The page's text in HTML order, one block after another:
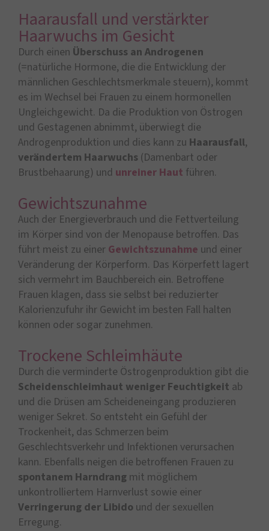
Haarausfall und verstärkter
Haarwuchs im Gesicht
Durch einen Überschuss an Androgenen
(=natürliche Hormone, die die Entwicklung der
männlichen Geschlechtsmerkmale steuern), kommt
es im Wechsel bei Frauen zu einem hormonellen
Ungleichgewicht. Da die Produktion von Östrogen
und Gestagenen abnimmt, überwiegt die
Androgenproduktion und dies kann zu Haarausfall,
verändertem Haarwuchs (Damenbart oder
Brustbehaarung) und unreiner Haut führen.
Gewichtszunahme
Auch der Energieverbrauch und die Fettverteilung
im Körper sind von der Menopause betroffen. Das
führt meist zu einer Gewichtszunahme und einer
Veränderung der Körperform. Das Körperfett lagert
sich vermehrt im Bauchbereich ein. Betroffene
Frauen klagen, dass sie selbst bei reduzierter
Kalorienzufuhr ihr Gewicht im besten Fall halten
können oder sogar zunehmen.
Trockene Schleimhäute
Durch die verminderte Östrogenproduktion gibt die
Scheidenschleimhaut weniger Feuchtigkeit ab
und die Drüsen am Scheideneingang produzieren
weniger Sekret. So entsteht ein Gefühl der
Trockenheit, das Schmerzen beim
Geschlechtsverkehr und Infektionen verursachen
kann. Ebenfalls neigen die betroffenen Frauen zu
spontanem Harndrang mit möglichem
unkontrolliertem Harnverlust sowie einer
Verringerung der Libido und der sexuellen
Erregung.